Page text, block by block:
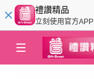
禮讚精品
立刻使用官方APP